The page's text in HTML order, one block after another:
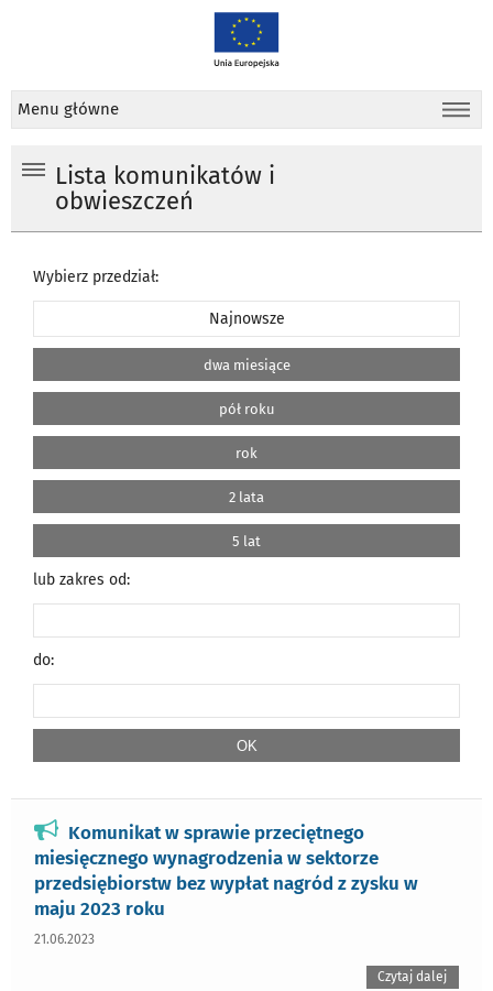
Menu główne
Lista komunikatów i
obwieszczeń
Wybierz przedział:
Najnowsze
dwa miesiące
pół roku
rok
2 lata
5 lat
lub zakres od:
do:
Komunikat w sprawie przeciętnego
miesięcznego wynagrodzenia w sektorze
przedsiębiorstw bez wypłat nagród z zysku w
maju 2023 roku
21.06.2023
Czytaj dalej